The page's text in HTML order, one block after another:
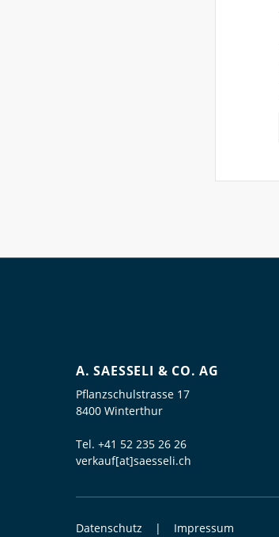
A. SAESSELI & CO. AG
Pflanzschulstrasse 17
8400 Winterthur
Tel. +41 52 235 26 26
verkauf[at]saesseli.ch
Datenschutz Impressum